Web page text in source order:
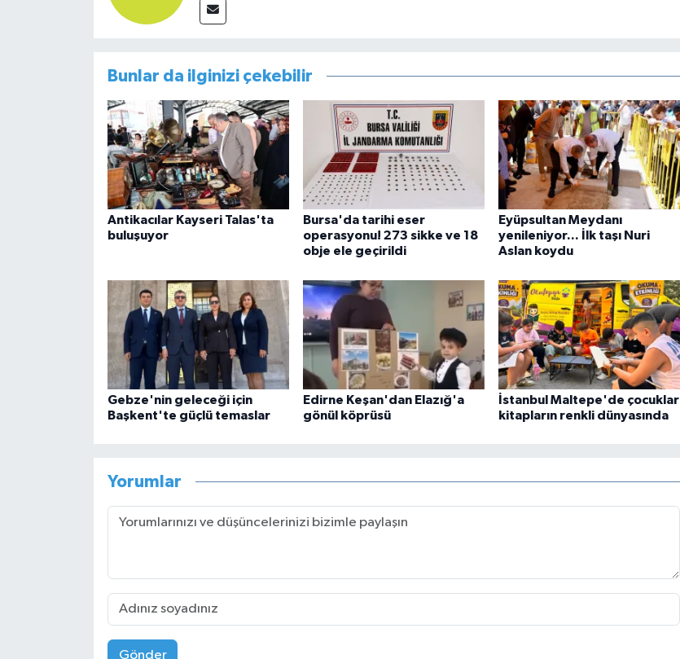
Bunlar da ilginizi çekebilir
Antikacılar Kayseri Talas'ta
buluşuyor
Bursa'da tarihi eser
operasyonu! 273 sikke ve 18
obje ele geçirildi
Eyüpsultan Meydanı
yenileniyor... İlk taşı Nuri
Aslan koydu
Gebze'nin geleceği için
Başkent'te güçlü temaslar
Edirne Keşan'dan Elazığ'a
gönül köprüsü
İstanbul Maltepe'de çocuklar
kitapların renkli dünyasında
Yorumlar
Gönder